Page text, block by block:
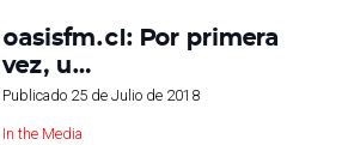
oasisfm.cl: Por primera
vez, u…
Publicado 25 de Julio de 2018
In the Media